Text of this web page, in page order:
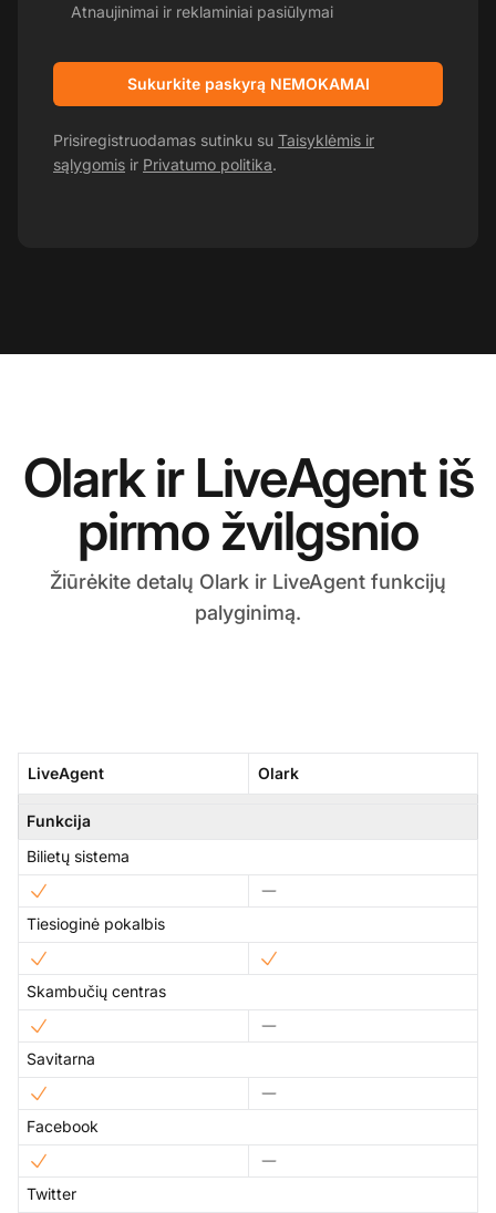
Atnaujinimai ir reklaminiai pasiūlymai
Sukurkite paskyrą NEMOKAMAI
Prisiregistruodamas sutinku su Taisyklėmis ir
sąlygomis ir Privatumo politika.
Olark ir LiveAgent iš
pirmo žvilgsnio
Žiūrėkite detalų Olark ir LiveAgent funkcijų
palyginimą.
LiveAgent Olark
Funkcija
Bilietų sistema
Tiesioginė pokalbis
Skambučių centras
Savitarna
Facebook
Twitter